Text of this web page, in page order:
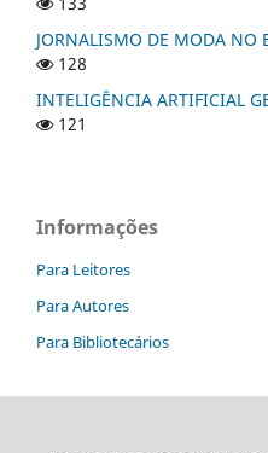
JORNALISMO DE MODA NO
128
INTELIGÊNCIA ARTIFICIAL
121
Informações
Para Leitores
Para Autores
Para Bibliotecários